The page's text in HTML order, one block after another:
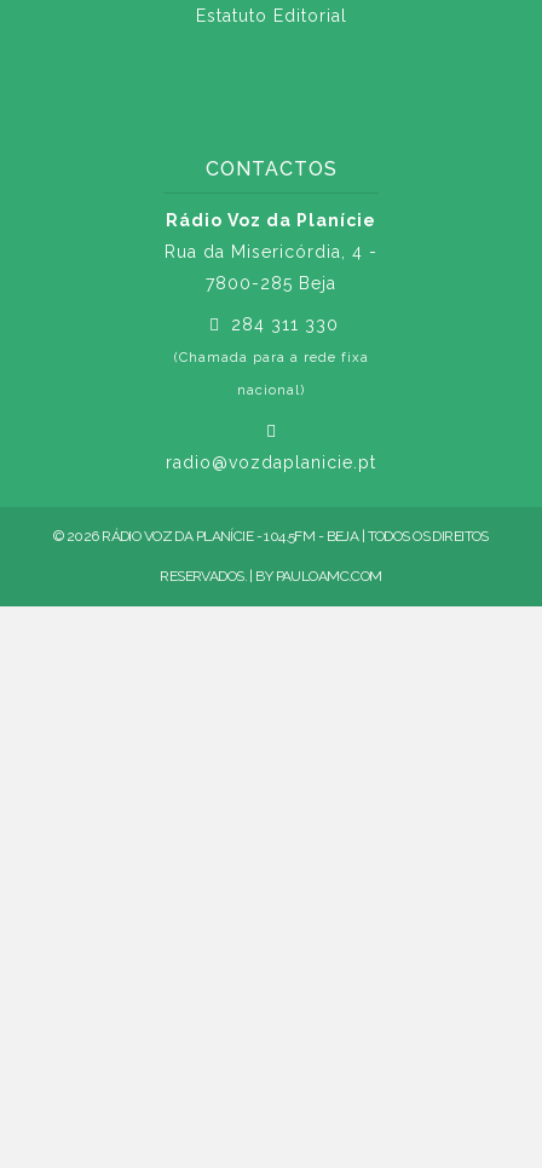
Estatuto Editorial
CONTACTOS
Rádio Voz da Planície
Rua da Misericórdia, 4 -
7800-285 Beja
284 311 330
(Chamada para a rede fixa
nacional)
radio@vozdaplanicie.pt
© 2026 RÁDIO VOZ DA PLANÍCIE - 104.5FM - BEJA | TODOS OS DIREITOS
RESERVADOS. | BY PAULOAMC.COM